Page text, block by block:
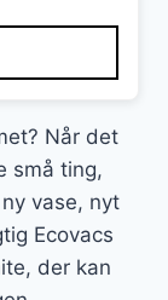
Når det
små ting,
vase, nyt
Ecovacs
der kan